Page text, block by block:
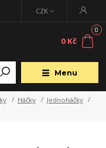
Menu
CZK
0
0 Kč
Háčky
Jednoháčky